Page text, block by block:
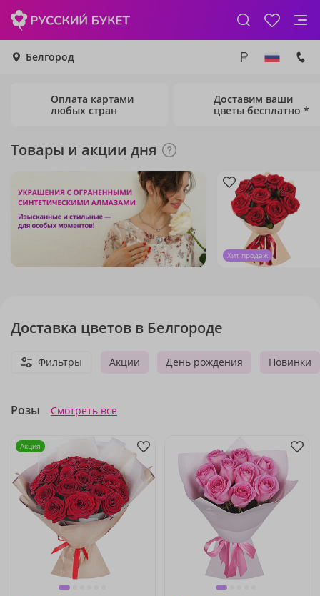
Белгород
Оплата картами
любых стран
Доставим ваши
цветы бесплатно *
Товары и акции дня
Хит продаж
Доставка цветов в Белгороде
Акции День рождения Новинки
Фильтры
Розы Смотреть все
Акция